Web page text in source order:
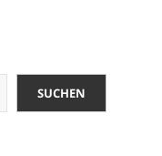
SUCHEN